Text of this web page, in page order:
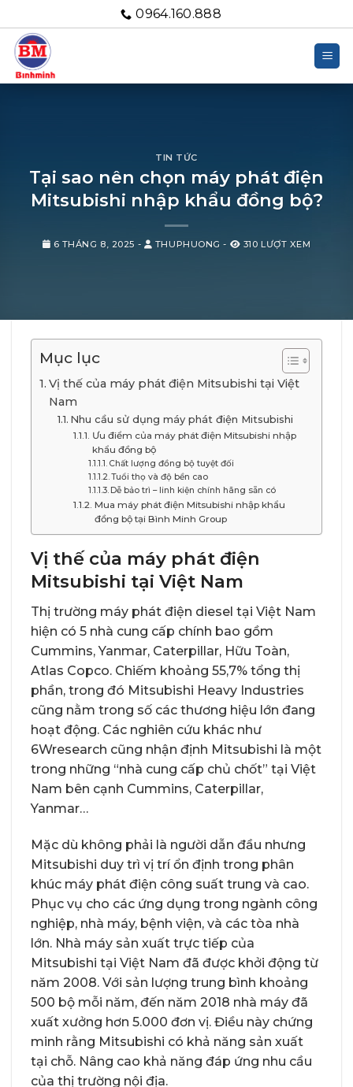
qua
nội
dung
0964.160.888
TIN TỨC
Tại sao nên chọn máy phát điện
Mitsubishi nhập khẩu đồng bộ?
6 THÁNG 8, 2025 - THUPHUONG - 310 LƯỢT XEM
Mục lục
Vị thế của máy phát điện Mitsubishi tại Việt
Nam
Nhu cầu sử dụng máy phát điện Mitsubishi
Ưu điểm của máy phát điện Mitsubishi nhập
khẩu đồng bộ
Chất lượng đồng bộ tuyệt đối
Tuổi thọ và độ bền cao
Dễ bảo trì – linh kiện chính hãng sẵn có
Mua máy phát điện Mitsubishi nhập khẩu
đồng bộ tại Bình Minh Group
Vị thế của máy phát điện
Mitsubishi tại Việt Nam
Thị trường máy phát điện diesel tại Việt Nam
hiện có 5 nhà cung cấp chính bao gồm
Cummins, Yanmar, Caterpillar, Hữu Toàn,
Atlas Copco. Chiếm khoảng 55,7% tổng thị
phần, trong đó Mitsubishi Heavy Industries
cũng nằm trong số các thương hiệu lớn đang
hoạt động. Các nghiên cứu khác như
6Wresearch cũng nhận định Mitsubishi là một
trong những “nhà cung cấp chủ chốt” tại Việt
Nam bên cạnh Cummins, Caterpillar,
Yanmar…
Mặc dù không phải là người dẫn đầu nhưng
Mitsubishi duy trì vị trí ổn định trong phân
khúc máy phát điện công suất trung và cao.
Phục vụ cho các ứng dụng trong ngành công
nghiệp, nhà máy, bệnh viện, và các tòa nhà
lớn. Nhà máy sản xuất trực tiếp của
Mitsubishi tại Việt Nam đã được khởi động từ
năm 2008. Với sản lượng trung bình khoảng
500 bộ mỗi năm, đến năm 2018 nhà máy đã
xuất xưởng hơn 5.000 đơn vị. Điều này chứng
minh rằng Mitsubishi có khả năng sản xuất
tại chỗ. Nâng cao khả năng đáp ứng nhu cầu
của thị trường nội địa.